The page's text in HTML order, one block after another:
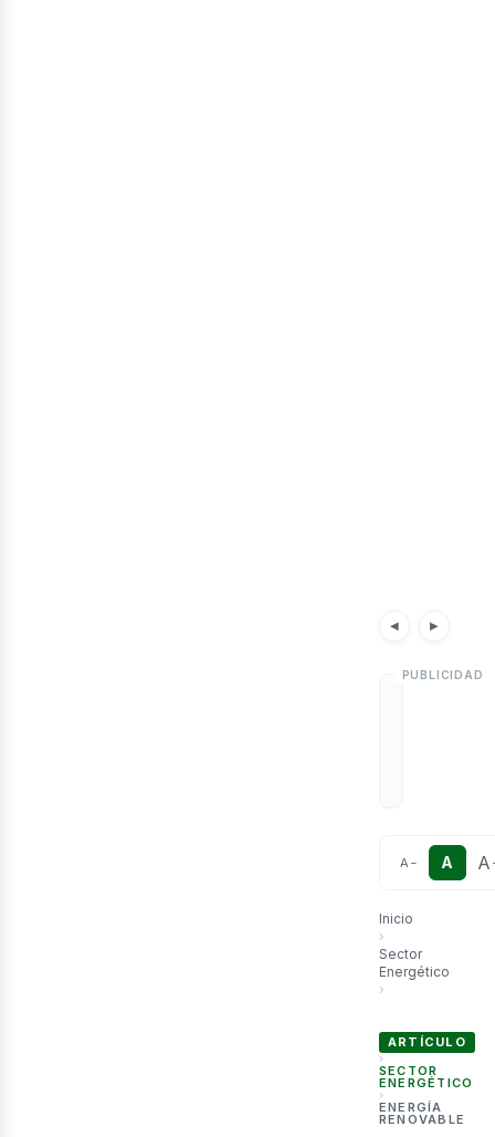
◀
Noticias Artículos
▶
A − A A
Inicio
›
Sector
Energético
›
ARTÍCULO
›
SECTOR
ENERGÉTICO
›
ENERGÍA
RENOVABLE